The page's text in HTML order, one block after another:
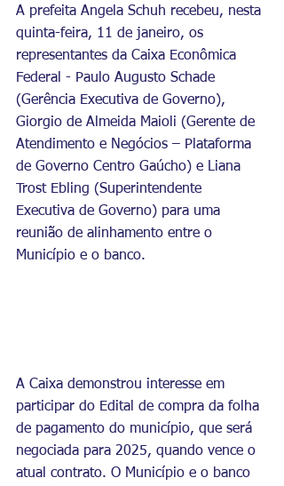
A prefeita Angela Schuh recebeu, nesta
quinta-feira, 11 de janeiro, os
representantes da Caixa Econômica
Federal - Paulo Augusto Schade
(Gerência Executiva de Governo),
Giorgio de Almeida Maioli (Gerente de
Atendimento e Negócios – Plataforma
de Governo Centro Gaúcho) e Liana
Trost Ebling (Superintendente
Executiva de Governo) para uma
reunião de alinhamento entre o
Município e o banco.
A Caixa demonstrou interesse em
participar do Edital de compra da folha
de pagamento do município, que será
negociada para 2025, quando vence o
atual contrato. O Município e o banco